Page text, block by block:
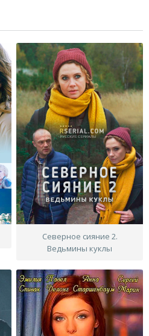
Северное сияние 2.
Ведьмины куклы